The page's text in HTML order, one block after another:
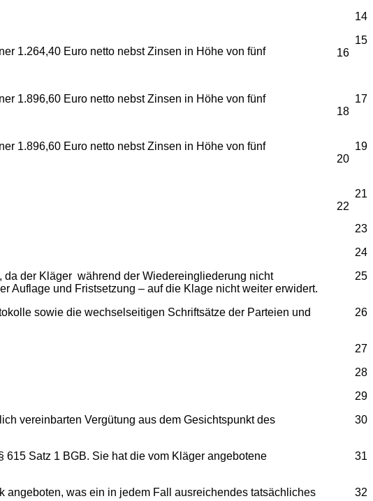
14
15
16
1.264,40 Euro netto nebst Zinsen in Höhe von fünf
17
18
1.896,60 Euro netto nebst Zinsen in Höhe von fünf
19
20
1.896,60 Euro netto nebst Zinsen in Höhe von fünf
21
22
23
24
25
da der Kläger während der Wiedereingliederung nicht
Auflage und Fristsetzung – auf die Klage nicht weiter erwidert.
26
sowie die wechselseitigen Schriftsätze der Parteien und
27
28
29
30
vereinbarten Vergütung aus dem Gesichtspunkt des
31
Satz 1 BGB. Sie hat die vom Kläger angebotene
32
angeboten, was ein in jedem Fall ausreichendes tatsächliches